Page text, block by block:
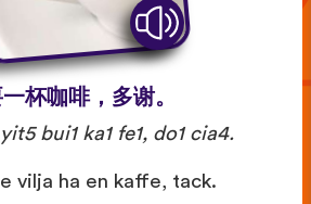
杯咖啡，多谢。
bui1 ka1 fe1, do1 cia4.
vilja ha en kaffe, tack.